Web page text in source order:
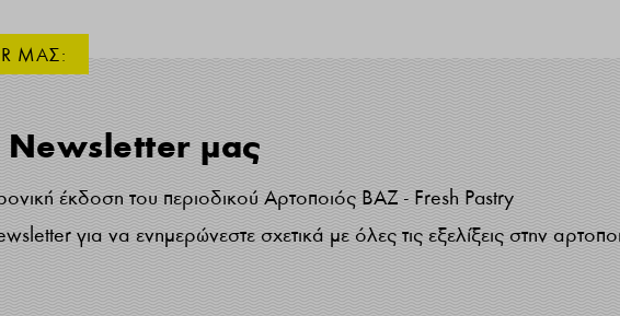
ΜΑΣ:
Newsletter μας
έκδοση του περιοδικού Αρτοποιός ΒΑΖ - Fresh Pastry
για να ενημερώνεστε σχετικά με όλες τις εξελίξεις στην